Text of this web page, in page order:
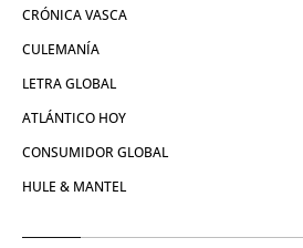
CRÓNICA VASCA
CULEMANÍA
LETRA GLOBAL
ATLÁNTICO HOY
CONSUMIDOR GLOBAL
HULE & MANTEL